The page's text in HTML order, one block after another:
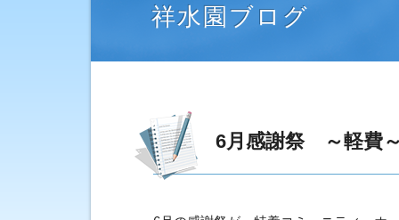
祥水園ブログ
6月感謝祭 ～軽費